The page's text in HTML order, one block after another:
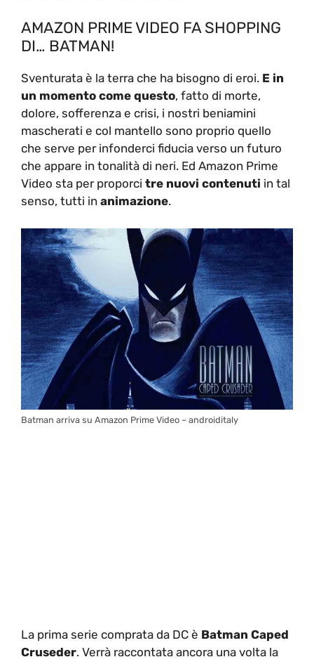
AMAZON PRIME VIDEO FA SHOPPING
DI… BATMAN!
Sventurata è la terra che ha bisogno di eroi. E in
un momento come questo, fatto di morte,
dolore, sofferenza e crisi, i nostri beniamini
mascherati e col mantello sono proprio quello
che serve per infonderci fiducia verso un futuro
che appare in tonalità di neri. Ed Amazon Prime
Video sta per proporci tre nuovi contenuti in tal
senso, tutti in animazione.
Batman arriva su Amazon Prime Video – androiditaly
La prima serie comprata da DC è Batman Caped
Cruseder. Verrà raccontata ancora una volta la